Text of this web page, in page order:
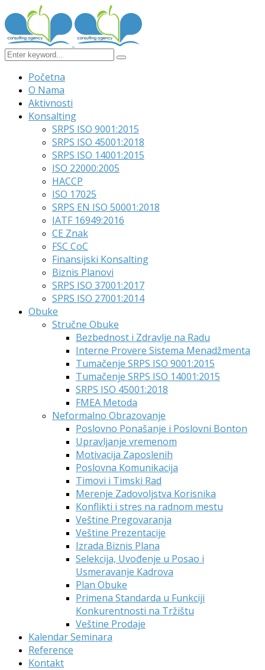
Početna
O Nama
Aktivnosti
Konsalting
SRPS ISO 9001:2015
SRPS ISO 45001:2018
SRPS ISO 14001:2015
ISO 22000:2005
HACCP
ISO 17025
SRPS EN ISO 50001:2018
IATF 16949:2016
CE Znak
FSC CoC
Finansijski Konsalting
Biznis Planovi
SRPS ISO 37001:2017
SPRS ISO 27001:2014
Obuke
Stručne Obuke
Bezbednost i Zdravlje na Radu
Interne Provere Sistema Menadžmenta
Tumačenje SRPS ISO 9001:2015
Tumačenje SRPS ISO 14001:2015
SRPS ISO 45001:2018
FMEA Metoda
Neformalno Obrazovanje
Poslovno Ponašanje i Poslovni Bonton
Upravljanje vremenom
Motivacija Zaposlenih
Poslovna Komunikacija
Timovi i Timski Rad
Merenje Zadovoljstva Korisnika
Konflikti i stres na radnom mestu
Veštine Pregovaranja
Veštine Prezentacije
Izrada Biznis Plana
Selekcija, Uvođenje u Posao i
Usmeravanje Kadrova
Plan Obuke
Primena Standarda u Funkciji
Konkurentnosti na Tržištu
Veštine Prodaje
Kalendar Seminara
Reference
Kontakt